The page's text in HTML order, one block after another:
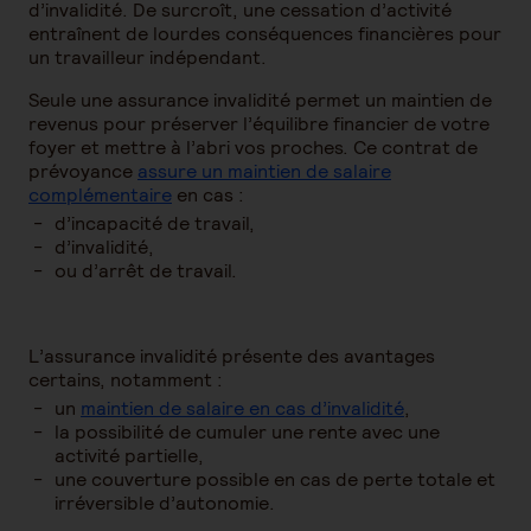
d’invalidité. De surcroît, une cessation d’activité
entraînent de lourdes conséquences financières pour
un travailleur indépendant.
Seule une assurance invalidité permet un maintien de
revenus pour préserver l’équilibre financier de votre
foyer et mettre à l’abri vos proches. Ce contrat de
prévoyance assure un maintien de salaire
complémentaire en cas :
d’incapacité de travail,
d’invalidité,
ou d’arrêt de travail.
L’assurance invalidité présente des avantages
certains, notamment :
un maintien de salaire en cas d’invalidité,
la possibilité de cumuler une rente avec une
activité partielle,
une couverture possible en cas de perte totale et
irréversible d’autonomie.